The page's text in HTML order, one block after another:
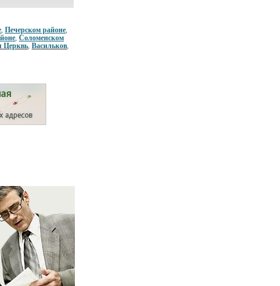
Печерском районе
Соломенском
Церквь Васильков